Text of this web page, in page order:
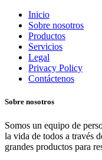
Inicio
Sobre nosotros
Productos
Servicios
Legal
Privacy Policy
Contáctenos
Sobre nosotros
Somos un equipo de
la vida de todos a través
grandes productos para